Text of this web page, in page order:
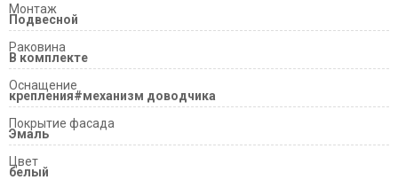
Монтаж
Подвесной
Раковина
В комплекте
Оснащение
крепления#механизм доводчика
Покрытие фасада
Эмаль
Цвет
белый